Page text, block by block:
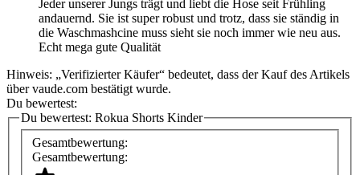
Jeder unserer Jungs trägt und liebt die Hose seit Frühling
andauernd. Sie ist super robust und trotz, dass sie ständig in
die Waschmashcine muss sieht sie noch immer wie neu aus.
Echt mega gute Qualität
Hinweis: „Verifizierter Käufer“ bedeutet, dass der Kauf des Artikels
über vaude.com bestätigt wurde.
Du bewertest:
Du bewertest: Rokua Shorts Kinder
Gesamtbewertung:
Gesamtbewertung: